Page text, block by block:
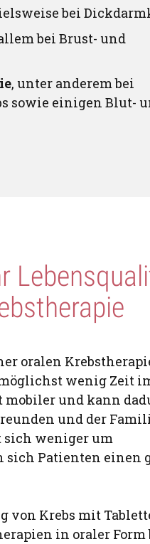
bei
bei Brust- und
, unter anderem bei
sowie einigen Blut-
oralen
wenig Zeit
und kann
und der
sich weniger um
sich Patienten einen
Krebs mit
in oraler Form